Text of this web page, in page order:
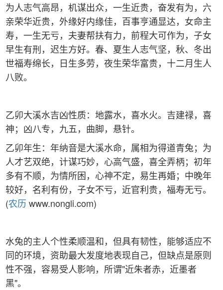
为人志气高昂，机谋出众，一生近贵，奋发有为，六
亲荣华近贵，外缘好内缘佳，百事亨通显达，女命主
寿，一生无亏，夫妻帮扶有力，前程大可作为，子女
早生有刑，迟生方好。春、夏生人志气坚，秋、冬出
世福寿绵长，日生多劳，夜生荣华富贵，十二月生人
八败。
乙卯大溪水吉凶性质：地露水，喜水火。吉建禄，喜
神；凶八专，九五，曲脚，悬针。
乙卯年生：年纳音是大溪水命，属相为得道青兔；为
人才艺双绝，计谋巧妙，心高气盛，喜全弄柄；初年
多有不顺，为情所困，心神不定，易生再婚；中晚年
较好，名利有份，子女不亏，近官利贵，福寿无亏。
(农历 www.nongli.com)
水兔的主人个性柔顺温和，但具有韧性，能够适应不
同的环境，资助最大发度地表现自己，但缺点是原则
性不强，容易受人影响，所谓"近朱者赤，近墨者
黑"。